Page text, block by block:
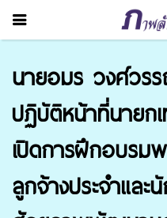
นายอมร วงศ์วร
ปฏิบัติหน้าที่นายก
เปิดการฝึกอบรม
ลูกจ้างประจำและ